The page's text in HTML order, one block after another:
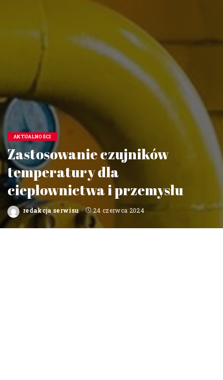
AKTUALNOŚCI
Zastosowanie czujników
temperatury dla
ciepłownictwa i przemysłu
Posted
by
redakcja serwisu 24 czerwca 2024